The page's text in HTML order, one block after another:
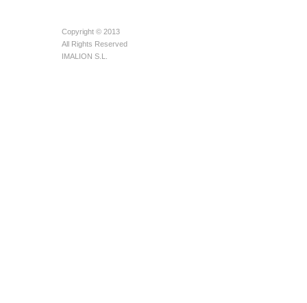
Copyright © 2013
All Rights Reserved
IMALION S.L.